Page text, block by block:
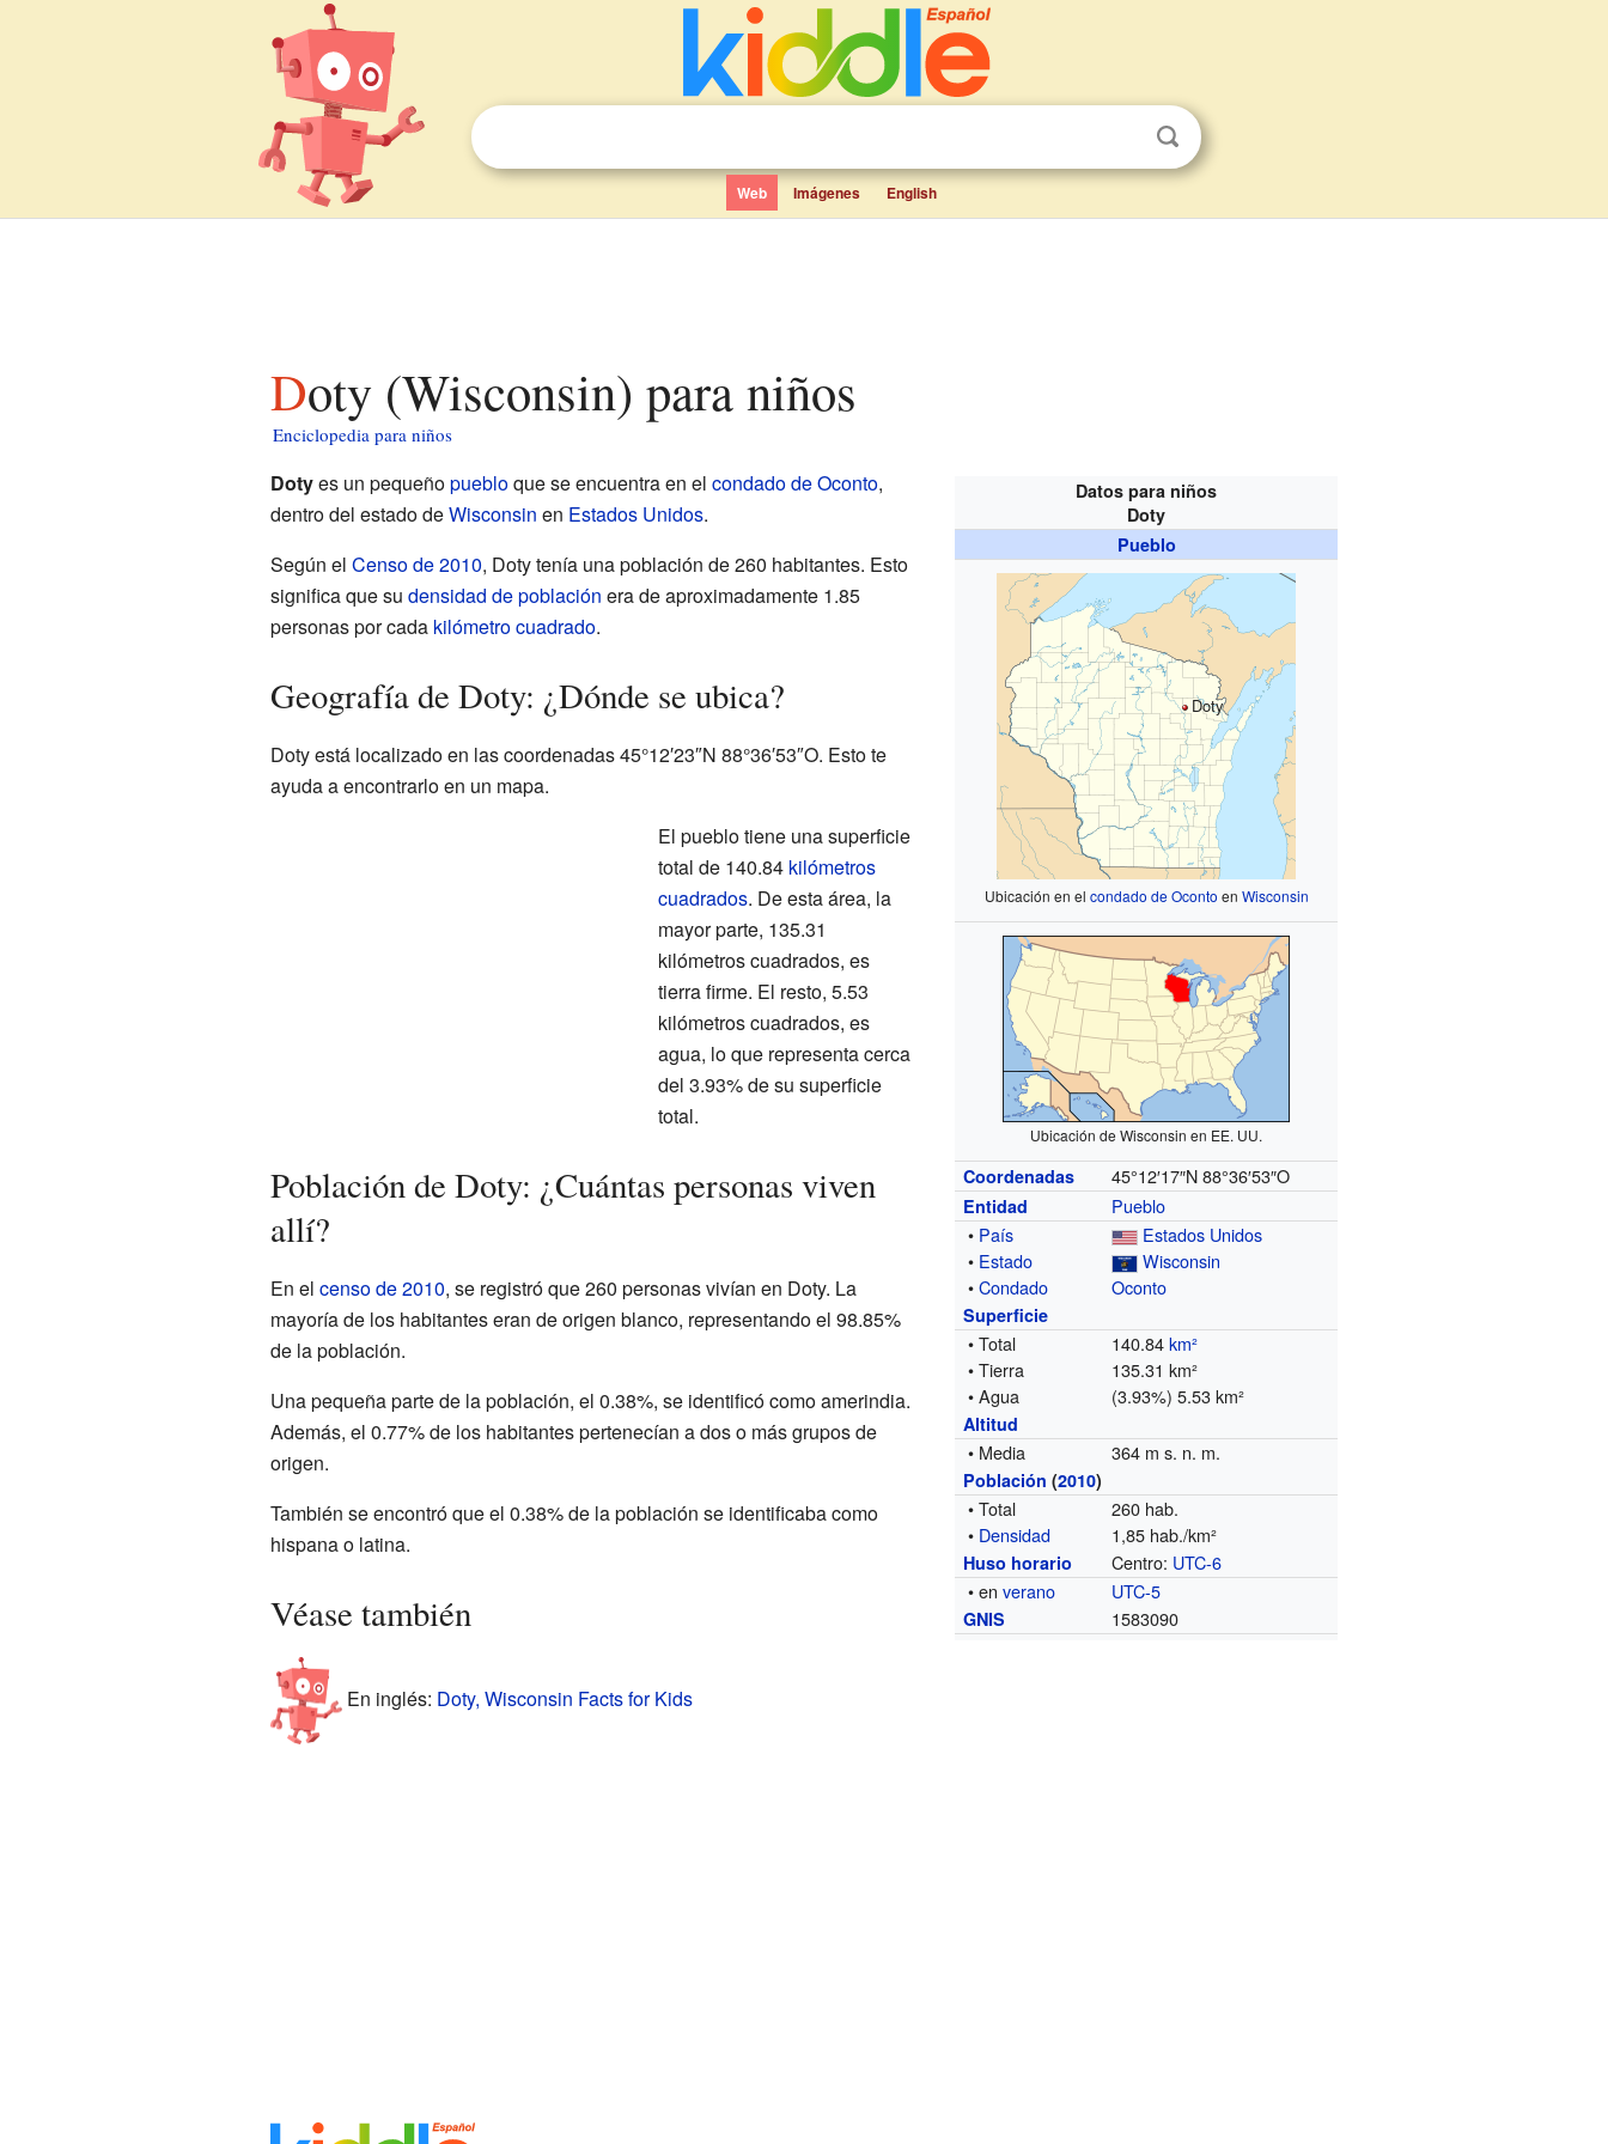
Web Imágenes English
Doty (Wisconsin) para niños
Enciclopedia para niños
Datos para niños
Doty
Pueblo
Doty
Ubicación en el condado de Oconto en Wisconsin
Ubicación de Wisconsin en EE. UU.
Coordenadas 45°12′17″N 88°36′53″O
Entidad
Pueblo
• País
Estados Unidos
• Estado
Wisconsin
•Condado Oconto
Superficie
• Total 140.84km²
• Tierra
135.31 km²
• Agua
(3.93%) 5.53 km²
Altitud
• Media 364 m s. n. m.
Población (2010)
• Total
260 hab.
• Densidad 1,85 hab./km²
Huso horario Centro: UTC-6
• enverano UTC-5
GNIS 1583090
Dotyes un pequeñopuebloque se encuentra en el condado de Oconto,
dentro del estado deWisconsin en Estados Unidos.
Según el Censo de 2010, Doty tenía una población de 260 habitantes. Esto
significa que su densidad de población era de aproximadamente 1.85
personas por cada kilómetro cuadrado.
Geografía de Doty: ¿Dónde se ubica?
Doty está localizado en las coordenadas 45°12′23″N 88°36′53″O. Esto te
ayuda a encontrarlo en un mapa.
El pueblo tiene una superficie
total de 140.84 kilómetros
cuadrados. De esta área, la
mayor parte, 135.31
kilómetros cuadrados, es
tierra firme. El resto, 5.53
kilómetros cuadrados, es
agua, lo que representa cerca
del 3.93% de su superficie
total.
Población de Doty: ¿Cuántas personas viven
allí?
En el censo de 2010, se registró que 260 personas vivían en Doty. La
mayoría de los habitantes eran de origen blanco, representando el 98.85%
de la población.
Una pequeña parte de la población, el 0.38%, se identificó como amerindia.
Además, el 0.77% de los habitantes pertenecían a dos o más grupos de
origen.
También se encontró que el 0.38% de la población se identificaba como
hispana o latina.
Véase también
En inglés: Doty, Wisconsin Facts for Kids